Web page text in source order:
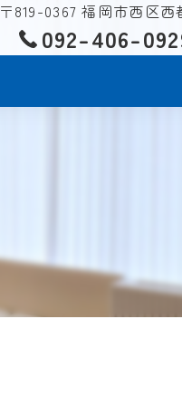
〒819-0367 福岡市西区西
092-406-